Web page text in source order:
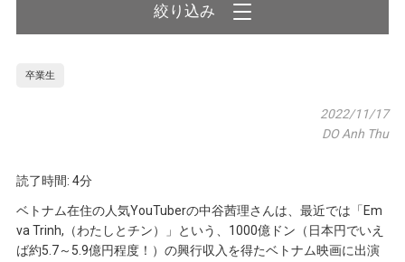
絞り込み
卒業生
2022/11/17
DO Anh Thu
読了時間: 4分
ベトナム在住の人気YouTuberの中谷茜理さんは、最近では「Em
va Trinh,（わたしとチン）」という、1000億ドン（日本円でいえ
ば約5.7～5.9億円程度！）の興行収入を得たベトナム映画に出演